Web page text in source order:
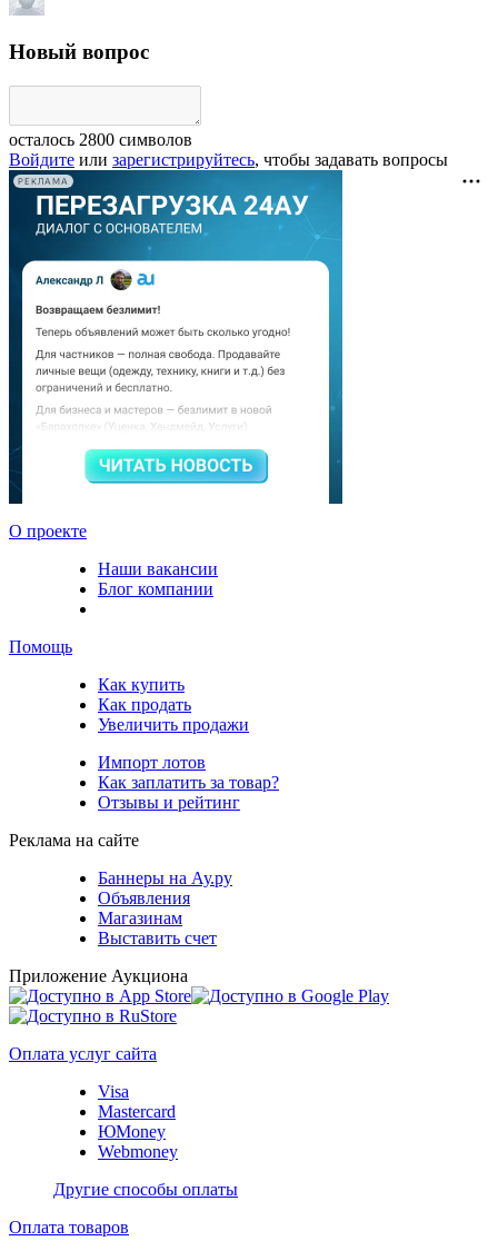
Новый вопрос
осталось 2800 символов
Войдите или зарегистрируйтесь, чтобы задавать вопросы
РЕКЛАМА
О проекте
Наши вакансии
Блог компании
Помощь
Как купить
Как продать
Увеличить продажи
Импорт лотов
Как заплатить за товар?
Отзывы и рейтинг
Реклама на сайте
Баннеры на Ау.ру
Объявления
Магазинам
Выставить счет
Приложение Аукциона
Оплата услуг сайта
Visa
Mastercard
ЮMoney
Webmoney
Другие способы оплаты
Оплата товаров